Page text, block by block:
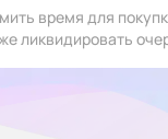
время для
ликвидировать